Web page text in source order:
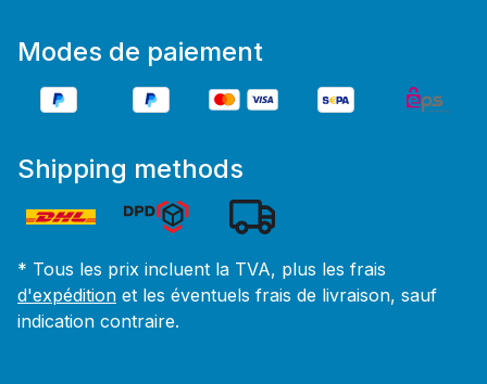
Modes de paiement
Shipping methods
* Tous les prix incluent la TVA, plus les frais
d'expédition et les éventuels frais de livraison, sauf
indication contraire.